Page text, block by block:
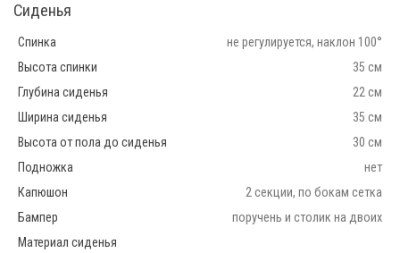
Сиденья
Спинка
не регулируется, наклон 100°
Высота спинки
35 см
Глубина сиденья
22 см
Ширина сиденья
35 см
Высота от пола до сиденья
30 см
Подножка
нет
Капюшон
2 секции, по бокам сетка
Бампер
поручень и столик на двоих
Материал сиденья